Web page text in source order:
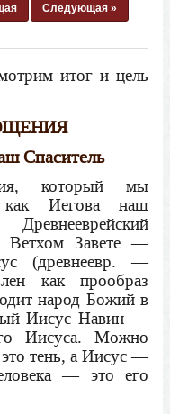
Следующая »
итог и цель
Спаситель
который мы
Иегова наш
Ветхом Завете —
(древнеевр. —
как прообраз
народ Божий в
Иисус Навин —
Иисуса. Можно
тень, а Иисус —
— это его